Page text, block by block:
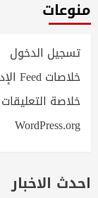
منوعات
تسجيل الدخول
خلاصات Feed الإدخالات
خلاصة التعليقات
WordPress.org
احدث الاخبار